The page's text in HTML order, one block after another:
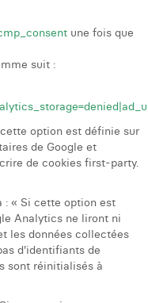
une fois que
suit :
option est définie sur
de Google et
de cookies first-party.
: « Si cette option est
Analytics ne liront ni
les données collectées
d'identifiants de
sont réinitialisés à